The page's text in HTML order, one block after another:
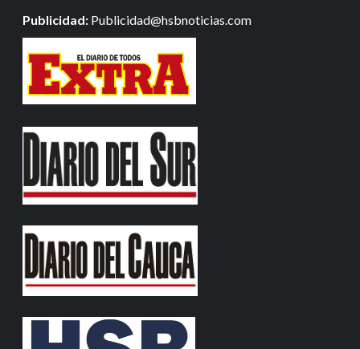
Publicidad: Publicidad@hsbnoticias.com